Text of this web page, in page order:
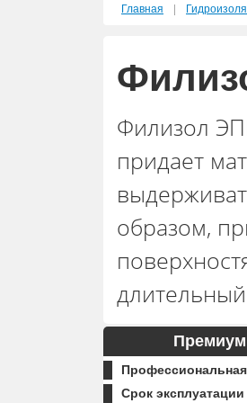
Главная |
Филизол
придает
образом,
Премиум
Срок